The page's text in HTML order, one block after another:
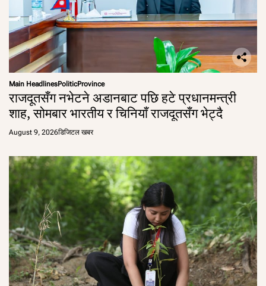
Main HeadlinesPoliticProvince
राजदूतसँग नभेटने अडानबाट पछि हटे प्रधानमन्त्री
शाह, सोमबार भारतीय र चिनियाँ राजदूतसँग भेट्दै
August 9, 2026डिजिटल खबर